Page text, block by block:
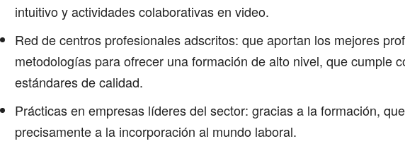
intuitivo y actividades colaborativas en video.
Red de centros profesionales adscritos: que aportan los mejores
metodologías para ofrecer una formación de alto nivel, que cumple
estándares de calidad.
Prácticas en empresas líderes del sector: gracias a la formación,
precisamente a la incorporación al mundo laboral.